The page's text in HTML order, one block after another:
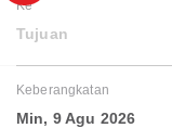
Ke
Tujuan
Keberangkatan
Min, 9 Agu 2026